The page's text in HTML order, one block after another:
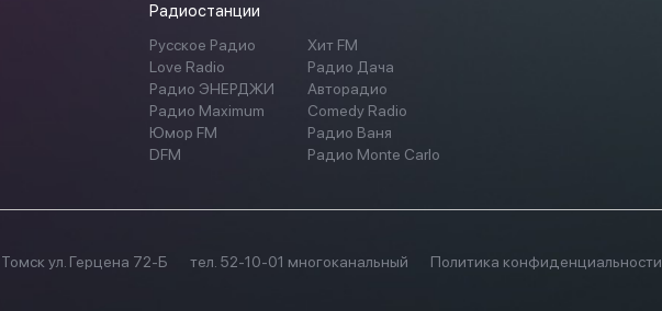
Радиостанции
Русское Радио
Love Radio
Радио ЭНЕРДЖИ
Радио Maximum
Юмор FM
DFM
Хит FM
Радио Дача
Авторадио
Comedy Radio
Радио Ваня
Радио Monte Carlo
Томск ул. Герцена 72-Б тел. 52-10-01 многоканальный Политика конфиденциальности